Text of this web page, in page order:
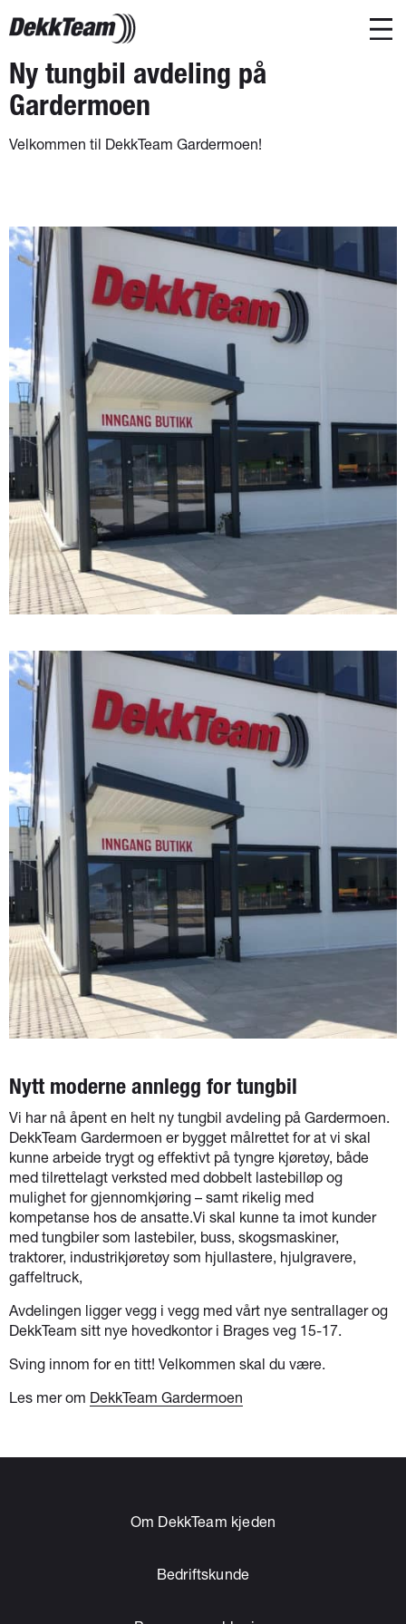
Ny tungbil avdeling på
Gardermoen
Velkommen til DekkTeam Gardermoen!
Nytt moderne annlegg for tungbil
Vi har nå åpent en helt ny tungbil avdeling på Gardermoen.
DekkTeam Gardermoen er bygget målrettet for at vi skal
kunne arbeide trygt og effektivt på tyngre kjøretøy, både
med tilrettelagt verksted med dobbelt lastebilløp og
mulighet for gjennomkjøring – samt rikelig med
kompetanse hos de ansatte.Vi skal kunne ta imot kunder
med tungbiler som lastebiler, buss, skogsmaskiner,
traktorer, industrikjøretøy som hjullastere, hjulgravere,
gaffeltruck,
Avdelingen ligger vegg i vegg med vårt nye sentrallager og
DekkTeam sitt nye hovedkontor i Brages veg 15-17.
Sving innom for en titt! Velkommen skal du være.
Les mer om DekkTeam Gardermoen
Om DekkTeam kjeden
Bedriftskunde